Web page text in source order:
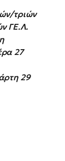
τριών
ΓΕ.Λ.
27
29